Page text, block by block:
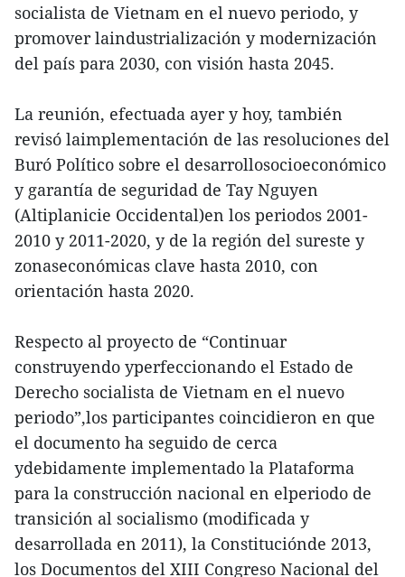
socialista de Vietnam en el nuevo periodo, y
promover laindustrialización y modernización
del país para 2030, con visión hasta 2045.
La reunión, efectuada ayer y hoy, también
revisó laimplementación de las resoluciones del
Buró Político sobre el desarrollosocioeconómico
y garantía de seguridad de Tay Nguyen
(Altiplanicie Occidental)en los periodos 2001-
2010 y 2011-2020, y de la región del sureste y
zonaseconómicas clave hasta 2010, con
orientación hasta 2020.
Respecto al proyecto de “Continuar
construyendo yperfeccionando el Estado de
Derecho socialista de Vietnam en el nuevo
periodo”,los participantes coincidieron en que
el documento ha seguido de cerca
ydebidamente implementado la Plataforma
para la construcción nacional en elperiodo de
transición al socialismo (modificada y
desarrollada en 2011), la Constituciónde 2013,
los Documentos del XIII Congreso Nacional del